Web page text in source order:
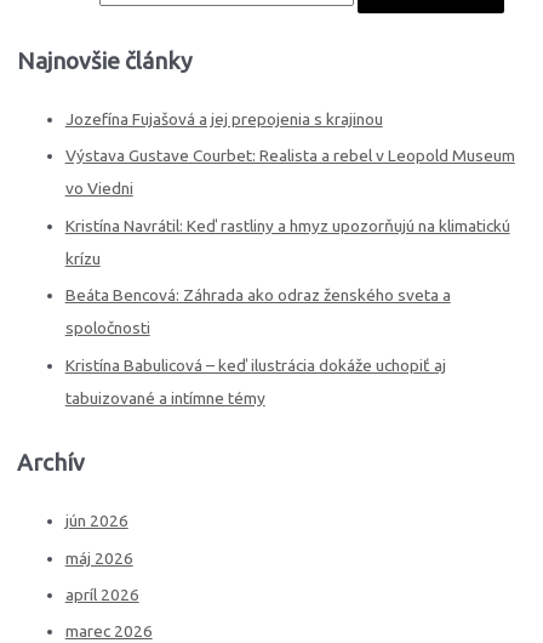
Najnovšie články
Jozefína Fujašová a jej prepojenia s krajinou
Výstava Gustave Courbet: Realista a rebel v Leopold Museum
vo Viedni
Kristína Navrátil: Keď rastliny a hmyz upozorňujú na klimatickú
krízu
Beáta Bencová: Záhrada ako odraz ženského sveta a
spoločnosti
Kristína Babulicová – keď ilustrácia dokáže uchopiť aj
tabuizované a intímne témy
Archív
jún 2026
máj 2026
apríl 2026
marec 2026